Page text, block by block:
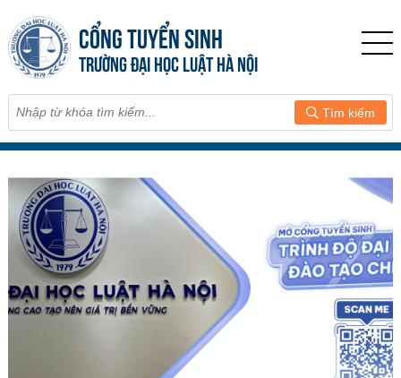
CỔNG TUYỂN SINH
TRƯỜNG ĐẠI HỌC LUẬT HÀ NỘI
Tìm kiếm